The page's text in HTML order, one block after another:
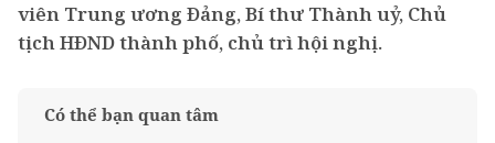
viên Trung ương Đảng, Bí thư Thành uỷ, Chủ
tịch HĐND thành phố, chủ trì hội nghị.
Có thể bạn quan tâm